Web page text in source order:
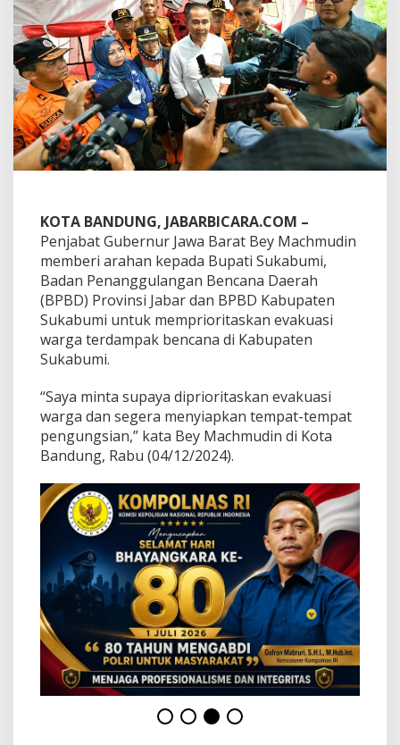
i
o
r
i
t
a
s
k
a
n
k
u
a
s
i
W
a
r
T
e
r
d
a
p
a
k
B
e
n
c
a
n
a
d
i
S
u
k
a
KOTA BANDUNG, JABARBICARA.COM –
Penjabat Gubernur Jawa Barat Bey Machmudin
memberi arahan kepada Bupati Sukabumi,
Badan Penanggulangan Bencana Daerah
(BPBD) Provinsi Jabar dan BPBD Kabupaten
Sukabumi untuk memprioritaskan evakuasi
warga terdampak bencana di Kabupaten
Sukabumi.
“Saya minta supaya diprioritaskan evakuasi
warga dan segera menyiapkan tempat-tempat
pengungsian,” kata Bey Machmudin di Kota
Bandung, Rabu (04/12/2024).